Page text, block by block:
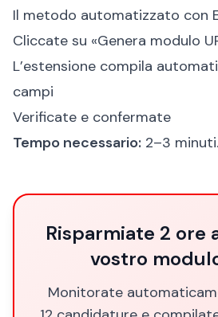
Il metodo automatizzato con
Cliccate su «Genera modulo
L’estensione compila
campi
Verificate e confermate
Tempo necessario: 2–3 minuti.
Risparmiate 2 ore
vostro
Monitorate